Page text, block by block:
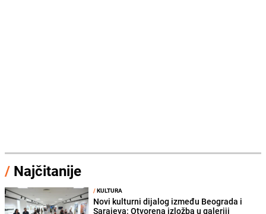
/ Najčitanije
/KULTURA
Novi kulturni dijalog između Beograda i
Sarajeva: Otvorena izložba u galeriji